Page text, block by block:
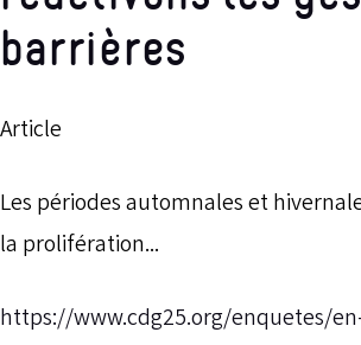
barrières
Article
Les périodes automnales et
la prolifération...
https://www.cdg25.org/enquetes/